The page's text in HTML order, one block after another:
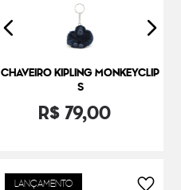
CHAVEIRO KIPLING MONKEYCLIP
S
R$ 79,00
LANÇAMENTO